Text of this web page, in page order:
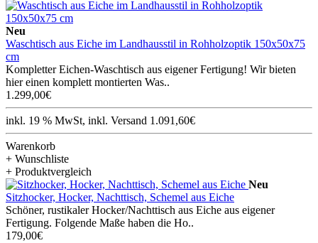
Neu
Waschtisch aus Eiche im Landhausstil in Rohholzoptik 150x50x75
cm
Kompletter Eichen-Waschtisch aus eigener Fertigung! Wir bieten
hier einen komplett montierten Was..
1.299,00€
inkl. 19 % MwSt, inkl. Versand 1.091,60€
Warenkorb
+ Wunschliste
+ Produktvergleich
Neu
Sitzhocker, Hocker, Nachttisch, Schemel aus Eiche
Schöner, rustikaler Hocker/Nachttisch aus Eiche aus eigener
Fertigung. Folgende Maße haben die Ho..
179,00€